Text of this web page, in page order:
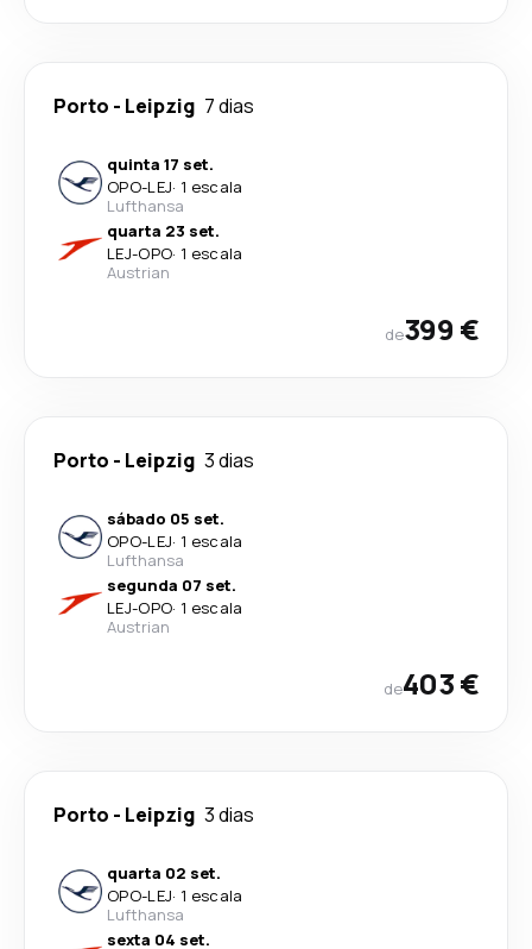
Porto - Leipzig 7 dias
quinta 17 set.
OPO-LEJ· 1 escala
Lufthansa
quarta 23 set.
LEJ-OPO· 1 escala
Austrian
de399 €
Porto - Leipzig 3 dias
sábado 05 set.
OPO-LEJ· 1 escala
Lufthansa
segunda 07 set.
LEJ-OPO· 1 escala
Austrian
de403 €
Porto - Leipzig 3 dias
quarta 02 set.
OPO-LEJ· 1 escala
Lufthansa
sexta 04 set.